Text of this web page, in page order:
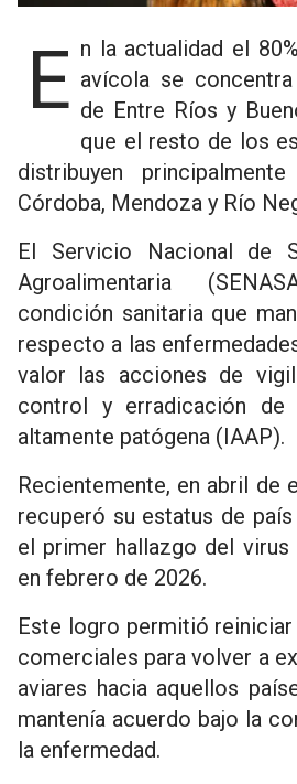
En la actualidad el 80% de la producción avícola se
de Entre Ríos y
que el resto de los
distribuyen
Córdoba, Mendoza y Río
El Servicio Nacional de
Agroalimentaria
condición sanitaria que
respecto a las
valor las acciones de
control y erradicación de
altamente patógena (IAAP).
Recientemente, en abril de
recuperó su estatus de
el primer hallazgo del virus
en febrero de 2026.
Este logro permitió
comerciales para volver a
aviares hacia aquellos
mantenía acuerdo bajo la
la enfermedad.